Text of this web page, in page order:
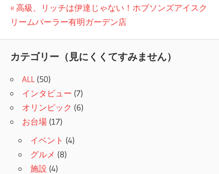
投
稿
ビ
ゲ
ー
シ
ョ
ン
前
の
高級、リッチは伊達じゃない！ホブソンズアイスク
リームパーラー有明ガーデン店
カテゴリー（見にくくてすみません）
ALL (50)
インタビュー (7)
オリンピック (6)
お台場 (17)
イベント (4)
グルメ (8)
施設 (4)